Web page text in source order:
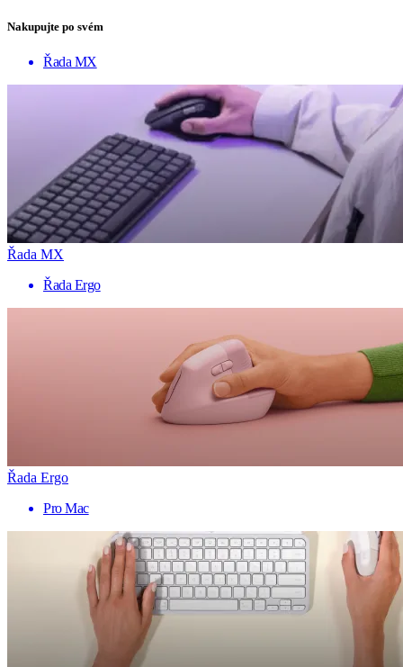
Nakupujte po svém
Řada MX
Řada MX
Řada Ergo
Řada Ergo
Pro Mac